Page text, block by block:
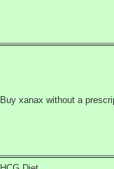
Buy xanax without a